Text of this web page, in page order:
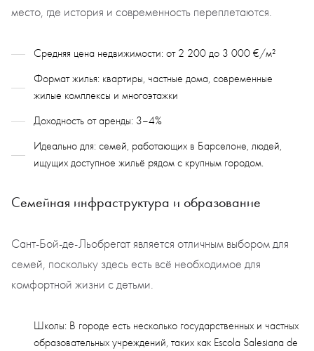
место, где история и современность переплетаются.
Средняя цена недвижимости: от 2 200 до 3 000 €/м²
Формат жилья: квартиры, частные дома, современные
жилые комплексы и многоэтажки
Доходность от аренды: 3–4%
Идеально для: семей, работающих в Барселоне, людей,
ищущих доступное жильё рядом с крупным городом.
Семейная инфраструктура и образование
Сант-Бой-де-Льобрегатявляется отличным выбором для
семей, поскольку здесь есть всё необходимое для
комфортной жизни с детьми.
Школы: В городе есть несколько государственных и частных
образовательных учреждений, таких как Escola Salesiana de